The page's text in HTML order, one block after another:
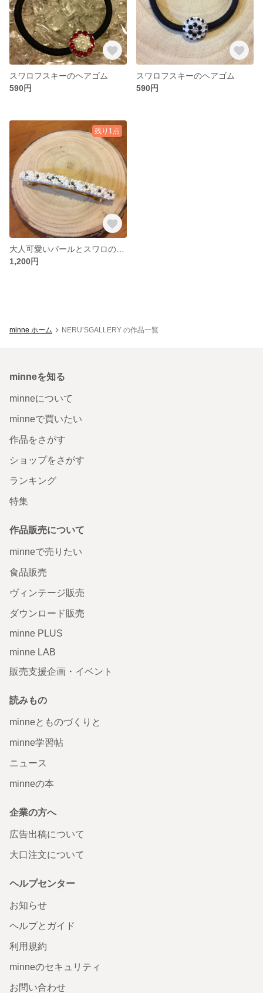
スワロフスキーのヘアゴム
590円
スワロフスキーのヘアゴム
590円
残り1点
1,200円
minne ホーム NERU’SGALLERY の作品一覧
minneを知る
minneについて
minneで買いたい
作品をさがす
ショップをさがす
ランキング
特集
作品販売について
minneで売りたい
食品販売
ヴィンテージ販売
ダウンロード販売
minne PLUS
minne LAB
販売支援企画・イベント
読みもの
minneとものづくりと
minne学習帖
ニュース
minneの本
企業の方へ
広告出稿について
大口注文について
ヘルプセンター
お知らせ
ヘルプとガイド
利用規約
minneのセキュリティ
お問い合わせ